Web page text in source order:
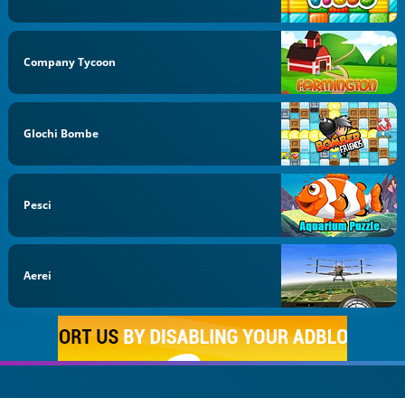
Company Tycoon
GIochi Bombe
Pesci
Aerei